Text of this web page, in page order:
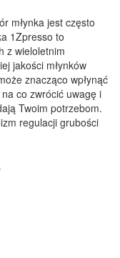
młynka jest często
1Zpresso to
z wieloletnim
jakości młynków
znacząco wpłynąć
co zwrócić uwagę i
Twoim potrzebom.
regulacji grubości